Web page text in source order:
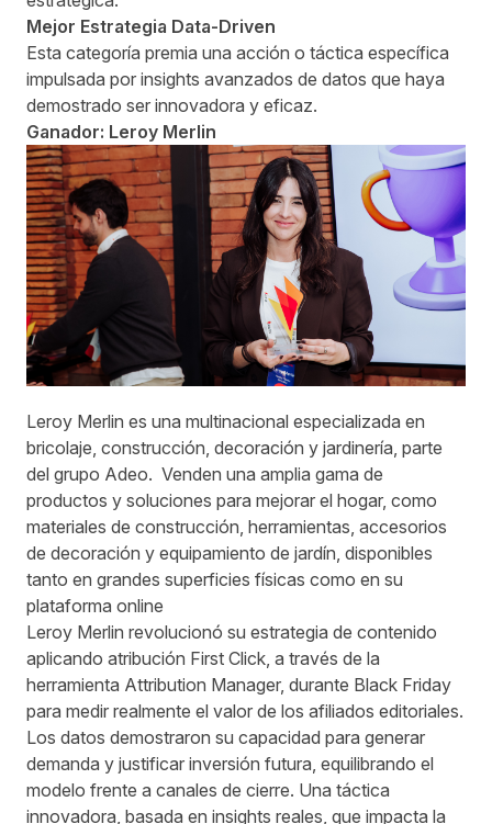
Mejor Estrategia Data-Driven
Esta categoría premia una acción o táctica específica
impulsada por insights avanzados de datos que haya
demostrado ser innovadora y eficaz.
Ganador: Leroy Merlin
Leroy Merlin es una multinacional especializada en
bricolaje, construcción, decoración y jardinería, parte
del grupo Adeo. Venden una amplia gama de
productos y soluciones para mejorar el hogar, como
materiales de construcción, herramientas, accesorios
de decoración y equipamiento de jardín, disponibles
tanto en grandes superficies físicas como en su
plataforma online
Leroy Merlin revolucionó su estrategia de contenido
aplicando atribución First Click, a través de la
herramienta Attribution Manager, durante Black Friday
para medir realmente el valor de los afiliados editoriales.
Los datos demostraron su capacidad para generar
demanda y justificar inversión futura, equilibrando el
modelo frente a canales de cierre. Una táctica
innovadora, basada en insights reales, que impacta la